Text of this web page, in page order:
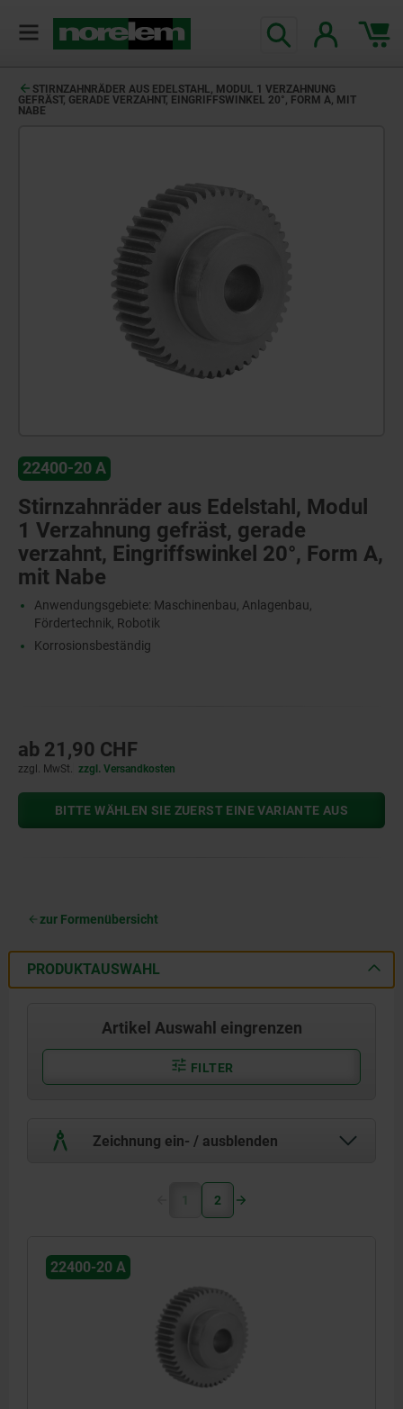
STIRNZAHNRÄDER AUS EDELSTAHL, MODUL 1 VERZAHNUNG
GEFRÄST, GERADE VERZAHNT, EINGRIFFSWINKEL 20°, FORM A, MIT
NABE
22400-20 A
Stirnzahnräder aus Edelstahl, Modul
1 Verzahnung gefräst, gerade
verzahnt, Eingriffswinkel 20°, Form A,
mit Nabe
Anwendungsgebiete: Maschinenbau, Anlagenbau,
Fördertechnik, Robotik
Korrosionsbeständig
ab 21,90 CHF
zzgl. MwSt. zzgl. Versandkosten
BITTE WÄHLEN SIE ZUERST EINE VARIANTE AUS
zur Formenübersicht
PRODUKTAUSWAHL
Artikel Auswahl eingrenzen
FILTER
Zeichnung ein- / ausblenden
1 2
22400-20 A